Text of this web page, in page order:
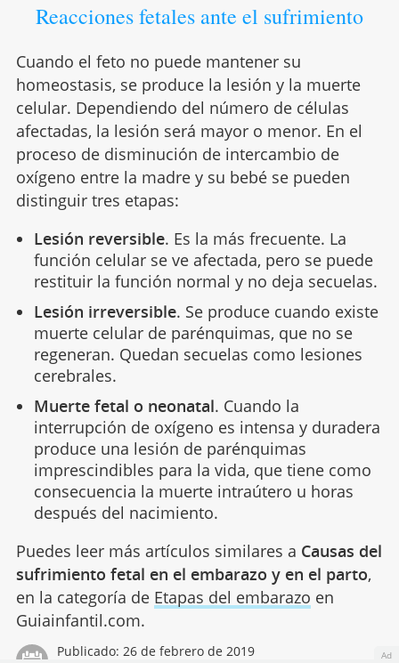
Reacciones fetales ante el sufrimiento
Cuando el feto no puede mantener su
homeostasis, se produce la lesión y la muerte
celular. Dependiendo del número de células
afectadas, la lesión será mayor o menor. En el
proceso de disminución de intercambio de
oxígeno entre la madre y su bebé se pueden
distinguir tres etapas:
Lesión reversible. Es la más frecuente. La
función celular se ve afectada, pero se puede
restituir la función normal y no deja secuelas.
Lesión irreversible. Se produce cuando existe
muerte celular de parénquimas, que no se
regeneran. Quedan secuelas como lesiones
cerebrales.
Muerte fetal o neonatal. Cuando la
interrupción de oxígeno es intensa y duradera
produce una lesión de parénquimas
imprescindibles para la vida, que tiene como
consecuencia la muerte intraútero u horas
después del nacimiento.
Puedes leer más artículos similares a Causas del
sufrimiento fetal en el embarazo y en el parto,
en la categoría de Etapas del embarazo en
Guiainfantil.com.
Publicado: 26 de febrero de 2019
Ad